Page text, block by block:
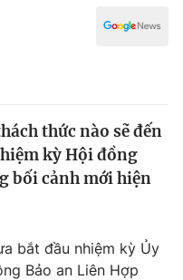
thức nào sẽ đến
kỳ Hội đồng
bối cảnh mới hiện
bắt đầu nhiệm kỳ Ủy
Bảo an Liên Hợp